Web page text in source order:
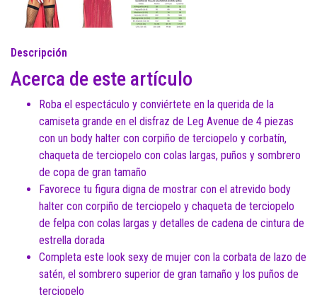
Descripción
Acerca de este artículo
Roba el espectáculo y conviértete en la querida de la
camiseta grande en el disfraz de Leg Avenue de 4 piezas
con un body halter con corpiño de terciopelo y corbatín,
chaqueta de terciopelo con colas largas, puños y sombrero
de copa de gran tamaño
Favorece tu figura digna de mostrar con el atrevido body
halter con corpiño de terciopelo y chaqueta de terciopelo
de felpa con colas largas y detalles de cadena de cintura de
estrella dorada
Completa este look sexy de mujer con la corbata de lazo de
satén, el sombrero superior de gran tamaño y los puños de
terciopelo